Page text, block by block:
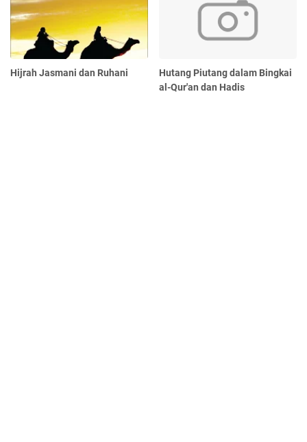
Hijrah Jasmani dan Ruhani
Hutang Piutang dalam Bingkai
al-Qur'an dan Hadis